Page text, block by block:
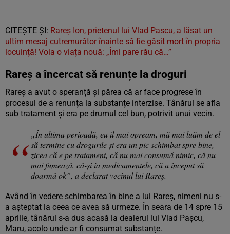
CITEȘTE ȘI: Rareș Ion, prietenul lui Vlad Pascu, a lăsat un
ultim mesaj cutremurător înainte să fie găsit mort în propria
locuință! Voia o viața nouă: „Îmi pare rău că…”
Rareș a încercat să renunțe la droguri
Rareș a avut o speranță și părea că ar face progrese în
procesul de a renunța la substanțe interzise. Tânărul se afla
sub tratament și era pe drumul cel bun, potrivit unui vecin.
„În ultima perioadă, eu îl mai opream, mă mai luăm de el
să termine cu drogurile și era un pic schimbat spre bine,
zicea că e pe tratament, că nu mai consumă nimic, că nu
mai fumează, că-și ia medicamentele, că a început să
doarmă ok”, a declarat vecinul lui Rareș.
Având în vedere schimbarea în bine a lui Rareș, nimeni nu s-
a așteptat la ceea ce avea să urmeze. În seara de 14 spre 15
aprilie, tânărul s-a dus acasă la dealerul lui Vlad Pașcu,
Maru, acolo unde ar fi consumat substanțe.